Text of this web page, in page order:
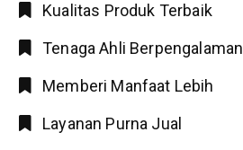
Kualitas Produk Terbaik
Tenaga Ahli Berpengalaman
Memberi Manfaat Lebih
Layanan Purna Jual